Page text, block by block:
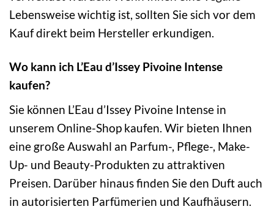
Lebensweise wichtig ist, sollten Sie sich vor dem
Kauf direkt beim Hersteller erkundigen.
Wo kann ich L’Eau d’Issey Pivoine Intense
kaufen?
Sie können L’Eau d’Issey Pivoine Intense in
unserem Online-Shop kaufen. Wir bieten Ihnen
eine große Auswahl an Parfum-, Pflege-, Make-
Up- und Beauty-Produkten zu attraktiven
Preisen. Darüber hinaus finden Sie den Duft auch
in autorisierten Parfümerien und Kaufhäusern.